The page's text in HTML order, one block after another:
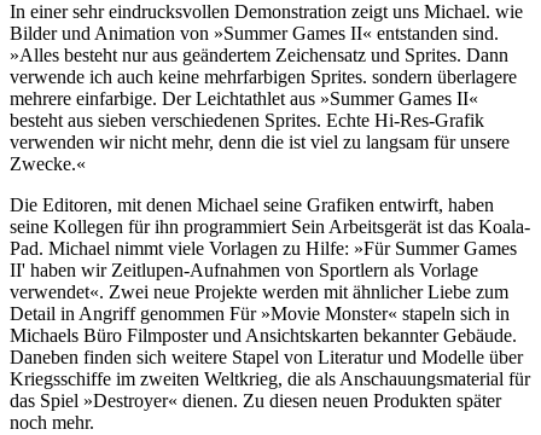
In einer sehr eindrucksvollen Demonstration zeigt uns Michael. wie
Bilder und Animation von »Summer Games II« entstanden sind.
»Alles besteht nur aus geändertem Zeichensatz und Sprites. Dann
verwende ich auch keine mehrfarbigen Sprites. sondern überlagere
mehrere einfarbige. Der Leichtathlet aus »Summer Games II«
besteht aus sieben verschiedenen Sprites. Echte Hi-Res-Grafik
verwenden wir nicht mehr, denn die ist viel zu langsam für unsere
Zwecke.«
Die Editoren, mit denen Michael seine Grafiken entwirft, haben
seine Kollegen für ihn programmiert Sein Arbeitsgerät ist das Koala-
Pad. Michael nimmt viele Vorlagen zu Hilfe: »Für Summer Games
II' haben wir Zeitlupen-Aufnahmen von Sportlern als Vorlage
verwendet«. Zwei neue Projekte werden mit ähnlicher Liebe zum
Detail in Angriff genommen Für »Movie Monster« stapeln sich in
Michaels Büro Filmposter und Ansichtskarten bekannter Gebäude.
Daneben finden sich weitere Stapel von Literatur und Modelle über
Kriegsschiffe im zweiten Weltkrieg, die als Anschauungsmaterial für
das Spiel »Destroyer« dienen. Zu diesen neuen Produkten später
noch mehr.